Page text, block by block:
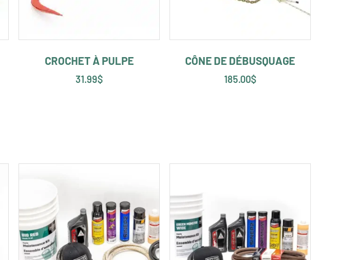
CROCHET À PULPE
31.99$
CÔNE DE DÉBUSQUAGE
185.00$